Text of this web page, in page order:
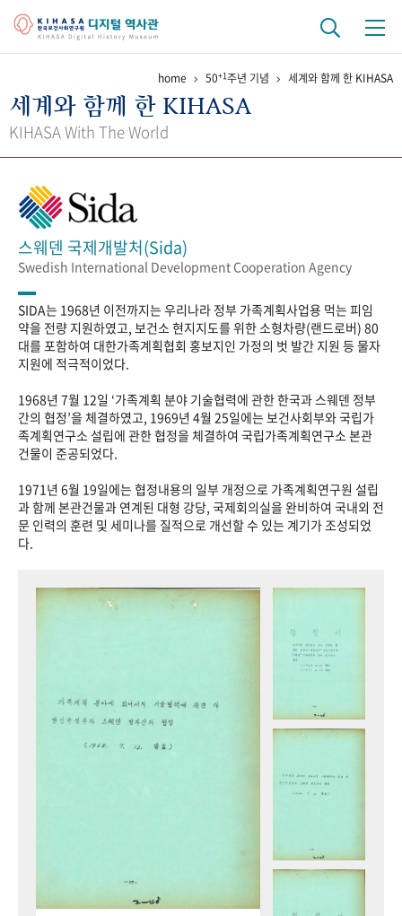
걸어온 길 기관 변천사 역대 기관장
정책과 연구 키워드로 보는 연구 역사
간행물 변천사
기록물 아카이브
사진 아카이브 문서 기록물 행정박물 영상 기록물
성과 50선 숫자로 보는 50년 50+1주년 광장
세계와 함께 한 KIHASA
VR 역사관
home 50+1주년 기념 세계와 함께 한 KIHASA
세계와 함께 한 KIHASA
KIHASA With The World
스웨덴 국제개발처(Sida)
Swedish International Development Cooperation Agency
SIDA는 1968년 이전까지는 우리나라 정부 가족계획사업용 먹는 피임
약을 전량 지원하였고, 보건소 현지지도를 위한 소형차량(랜드로버) 80
대를 포함하여 대한가족계획협회 홍보지인 가정의 벗 발간 지원 등 물자
지원에 적극적이었다.
1968년 7월 12일 ‘가족계획 분야 기술협력에 관한 한국과 스웨덴 정부
간의 협정’을 체결하였고, 1969년 4월 25일에는 보건사회부와 국립가
족계획연구소 설립에 관한 협정을 체결하여 국립가족계획연구소 본관
건물이 준공되었다.
1971년 6월 19일에는 협정내용의 일부 개정으로 가족계획연구원 설립
과 함께 본관건물과 연계된 대형 강당, 국제회의실을 완비하여 국내외 전
문 인력의 훈련 및 세미나를 질적으로 개선할 수 있는 계기가 조성되었
다.